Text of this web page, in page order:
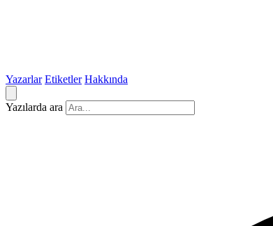
Yazarlar Etiketler Hakkında
Yazılarda ara